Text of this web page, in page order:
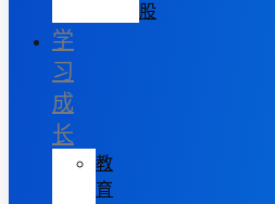
股
学
习
成
长
教
育